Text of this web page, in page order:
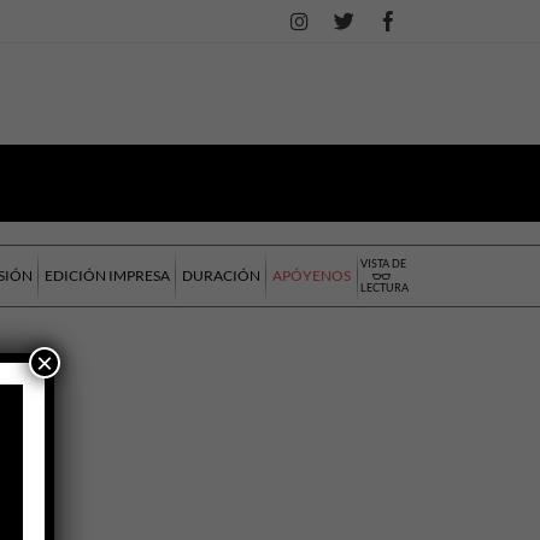
EDICIÓN IMPRESA DURACIÓN APÓYENOS
VISTA DE
LECTURA
×